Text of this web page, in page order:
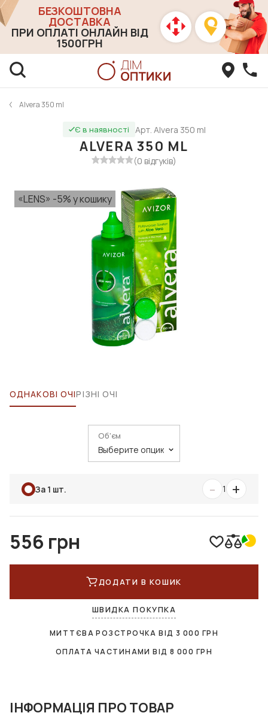
БЕЗКОШТОВНА
ДОСТАВКА
ПРИ ОПЛАТІ ОНЛАЙН ВІД
1500ГРН
Alvera 350 ml
Є в наявності Арт. Alvera 350 ml
ALVERA 350 ML
(0 відгуків)
«LENS» -5% у кошику
ОДНАКОВІ ОЧІРІЗНІ ОЧІ
Об'єм
За 1 шт. - 1 +
556 грн
ДОДАТИ В КОШИК
ШВИДКА ПОКУПКА
МИТТЄВА РОЗСТРОЧКА ВІД 3 000 ГРН
ОПЛАТА ЧАСТИНАМИ ВІД8 000 ГРН
ІНФОРМАЦІЯ ПРО ТОВАР